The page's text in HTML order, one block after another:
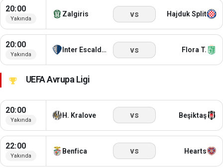
20:00
Yakında
Zalgiris vs Hajduk Split
20:00
Yakında
Inter Escaldes vs Flora T.
UEFA Avrupa Ligi
20:00
Yakında
H. Kralove vs Beşiktaş
22:00
Yakında
Benfica vs Hearts